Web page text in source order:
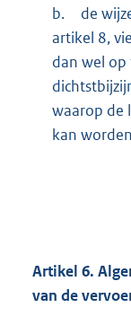
b.
de
artikel 8,
dan wel
waarop de
kan
Artikel 6.
van de